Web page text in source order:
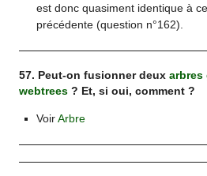
est donc quasiment identique à
précédente (question n°162).
57. Peut-on fusionner deuxarbres
webtrees ? Et, si oui, comment ?
VoirArbre